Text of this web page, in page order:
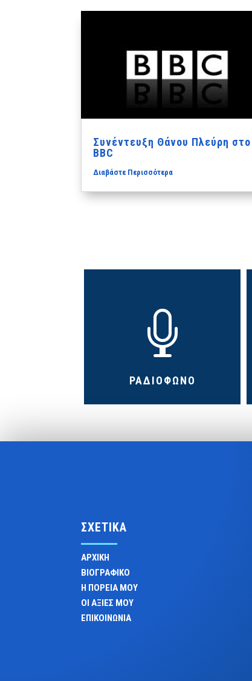
Συνέντευξη Θάνου Πλεύρη στο
BBC
Διαβάστε Περισσότερα

ΡΑΔΙΟΦΩΝΟ
ΣΧΕΤΙΚΑ
ΑΡΧΙΚΗ
ΒΙΟΓΡΑΦΙΚΟ
Η ΠΟΡΕΙΑ ΜΟΥ
ΟΙ ΑΞΙΕΣ ΜΟΥ
ΕΠΙΚΟΙΝΩΝΙΑ